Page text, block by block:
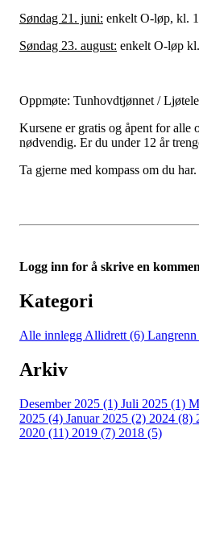
Søndag 21. juni: enkelt O-løp, kl.
Søndag 23. august: enkelt O-løp
Oppmøte: Tunhovdtjønnet /
Kursene er gratis og åpent for alle
nødvendig. Er du under 12 år
Ta gjerne med kompass om du har.
Logg inn for å skrive en
Kategori
Alle innlegg Allidrett (6)
Arkiv
Desember 2025 (1) Juli 2025 (1)
2025 (4) Januar 2025 (2) 2024 (8)
2020 (11) 2019 (7) 2018 (5)